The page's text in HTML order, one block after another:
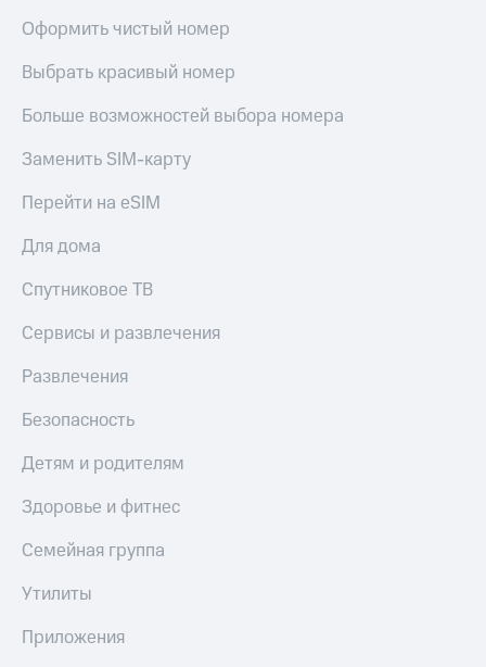
Оформить чистый номер
Выбрать красивый номер
Больше возможностей выбора номера
Заменить SIM-карту
Перейти на eSIM
Для дома
Спутниковое ТВ
Сервисы и развлечения
Развлечения
Безопасность
Детям и родителям
Здоровье и фитнес
Семейная группа
Утилиты
Приложения